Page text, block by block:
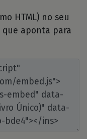
HTML) no seu
aponta para